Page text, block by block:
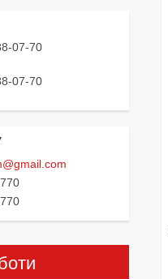
07-70
07-70